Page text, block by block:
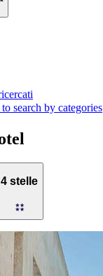
search by categories
4 stelle